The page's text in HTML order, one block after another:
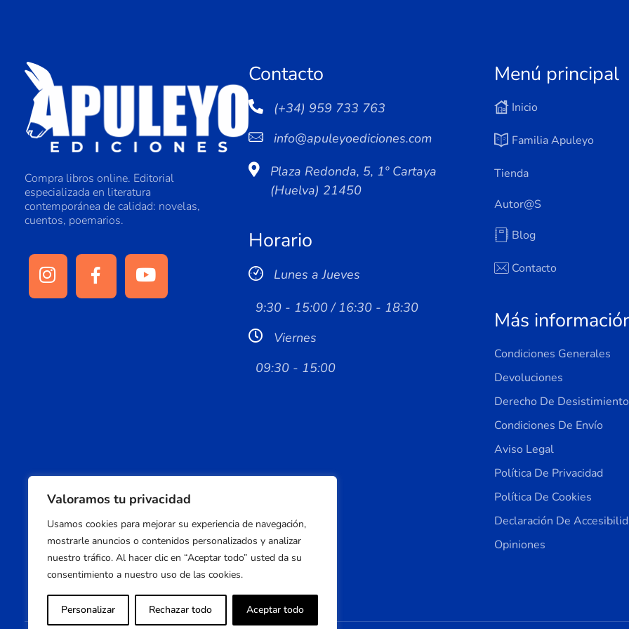
Valoramos tu privacidad
Usamos cookies para mejorar su experiencia de navegación,
mostrarle anuncios o contenidos personalizados y analizar
nuestro tráfico. Al hacer clic en “Aceptar todo” usted da su
consentimiento a nuestro uso de las cookies.
Personalizar Rechazar todo Aceptar todo
Compra libros online. Editorial
especializada en literatura
contemporánea de calidad: novelas,
cuentos, poemarios.
Contacto
(+34) 959 733 763
info@apuleyoediciones.com
Plaza Redonda, 5, 1º Cartaya
(Huelva) 21450
Horario
Lunes a Jueves
9:30 - 15:00 / 16:30 - 18:30
Viernes
09:30 - 15:00
Menú principal
Inicio
Familia Apuleyo
Tienda
Autor@s
Blog
Contacto
Más
Condiciones Generales
Devoluciones
Derecho De Desistimiento
Condiciones De Envío
Aviso Legal
Política De Privacidad
Política De Cookies
Declaración De
Opiniones